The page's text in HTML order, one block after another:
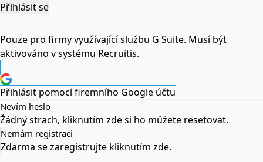
Přihlásit se
Pouze pro firmy využívající službu G Suite. Musí být
aktivováno v systému Recruitis.
Přihlásit pomocí firemního Google účtu
Nevím heslo
Žádný strach, kliknutím zdesi ho můžete resetovat.
Nemám registraci
Zdarma se zaregistrujte kliknutím zde.